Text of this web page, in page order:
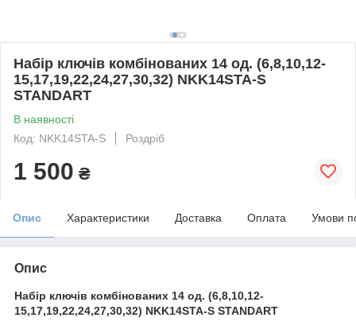
Набір ключів комбінованих 14 од. (6,8,10,12-
15,17,19,22,24,27,30,32) NKK14STA-S
STANDART
В наявності
Код: NKK14STA-S
Роздріб
1 500 ₴
Опис Характеристики Доставка Оплата Умови
Опис
Набір ключів комбінованих 14 од. (6,8,10,12-
15,17,19,22,24,27,30,32) NKK14STA-S STANDART